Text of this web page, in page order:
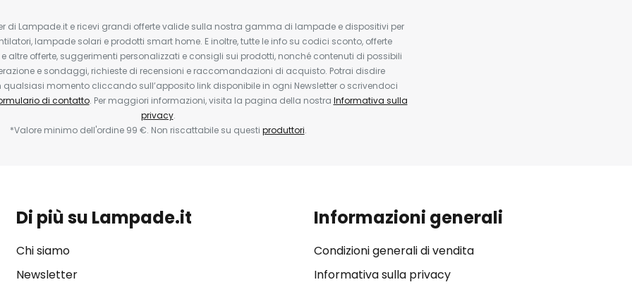
di Lampade.it e ricevi grandi offerte valide sulla nostra gamma di lampade e dispositivi per
lampade solari e prodotti smart home. E inoltre, tutte le info su codici sconto, offerte
altre offerte, suggerimenti personalizzati e consigli sui prodotti, nonché contenuti di possibili
e sondaggi, richieste di recensioni e raccomandazioni di acquisto. Potrai disdire
momento cliccando sull’apposito link disponibile in ogni Newsletter o scrivendoci
di contatto. Per maggiori informazioni, visita la pagina della nostra Informativa sulla
privacy.
*Valore minimo dell'ordine 99 €. Non riscattabile su questi produttori.
Di più su Lampade.it
Chi siamo
Newsletter
Informazioni generali
Condizioni generali di vendita
Informativa sulla privacy